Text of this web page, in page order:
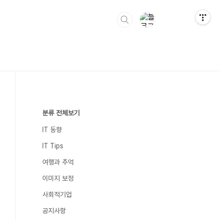
분류 전체보기
IT 동향
IT Tips
여행과 추억
이미지 보정
사회적기업
공지사항